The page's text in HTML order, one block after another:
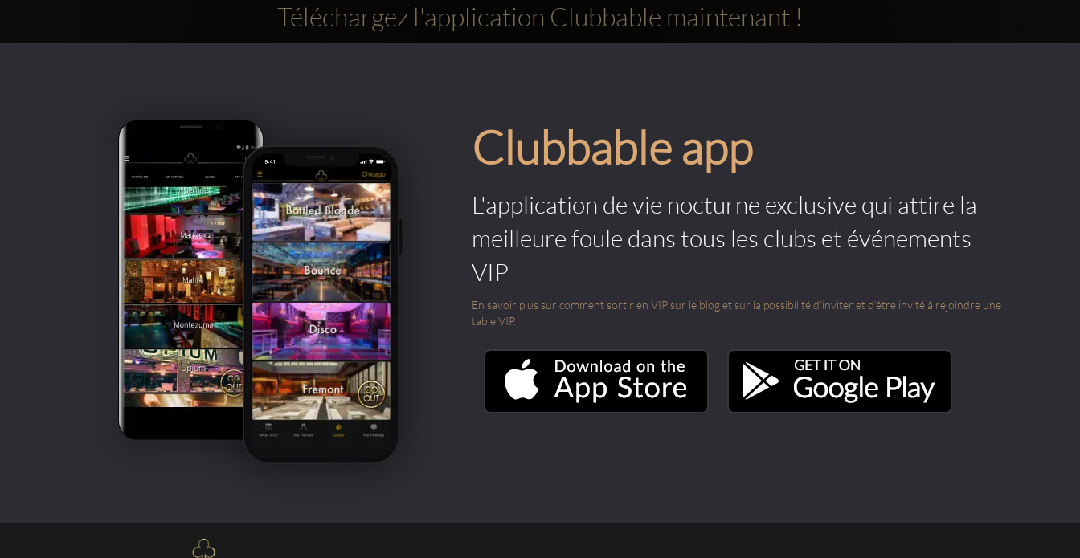
Téléchargez l'application Clubbable maintenant !
Clubbable app
L'application de vie nocturne exclusive qui attire la
meilleure foule dans tous les clubs et événements
VIP
En savoir plus sur comment sortir en VIP sur le blog et sur la possibilité d'inviter et d'être invité à rejoindre une
table VIP.